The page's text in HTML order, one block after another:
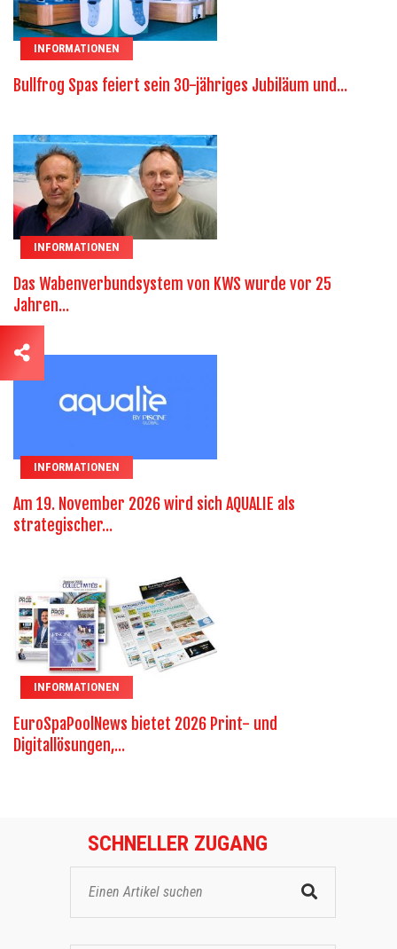
INFORMATIONEN
Bullfrog Spas feiert sein 30-jähriges Jubiläum und...
INFORMATIONEN
Das Wabenverbundsystem von KWS wurde vor 25
Jahren...
INFORMATIONEN
Am 19. November 2026 wird sich AQUALIE als
strategischer...
INFORMATIONEN
EuroSpaPoolNews bietet 2026 Print- und
Digitallösungen,...
SCHNELLER ZUGANG